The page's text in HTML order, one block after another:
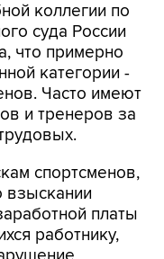
коллегии по
суда России
что примерно
категории -
Часто имеют
и тренеров за
спортсменов,
взыскании
платы
работнику,